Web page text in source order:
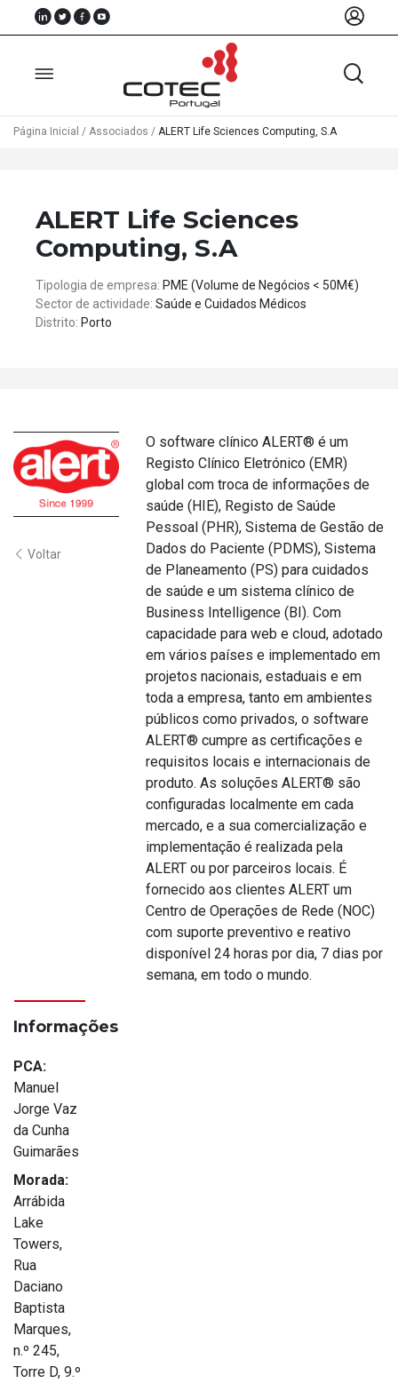
Associados
Recursos
Notícias
Página Inicial / Associados / ALERT Life Sciences Computing, S.A
ALERT Life Sciences
Computing, S.A
Tipologia de empresa: PME (Volume de Negócios < 50M€)
Sector de actividade: Saúde e Cuidados Médicos
Distrito: Porto
Voltar
O software clínico ALERT® é um
Registo Clínico Eletrónico (EMR)
global com troca de informações de
saúde (HIE), Registo de Saúde
Pessoal (PHR), Sistema de Gestão de
Dados do Paciente (PDMS), Sistema
de Planeamento (PS) para cuidados
de saúde e um sistema clínico de
Business Intelligence (BI). Com
capacidade para web e cloud, adotado
em vários países e implementado em
projetos nacionais, estaduais e em
toda a empresa, tanto em ambientes
públicos como privados, o software
ALERT® cumpre as certificações e
requisitos locais e internacionais de
produto. As soluções ALERT® são
configuradas localmente em cada
mercado, e a sua comercialização e
implementação é realizada pela
ALERT ou por parceiros locais. É
fornecido aos clientes ALERT um
Centro de Operações de Rede (NOC)
com suporte preventivo e reativo
disponível 24 horas por dia, 7 dias por
semana, em todo o mundo.
Informações
PCA:
Manuel
Jorge Vaz
da Cunha
Guimarães
Morada:
Arrábida
Lake
Towers,
Rua
Daciano
Baptista
Marques,
n.º 245,
Torre D, 9.º